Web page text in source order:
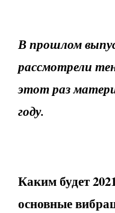
В прошлом
рассмотрели
этот раз
году.
Каким будет
основные